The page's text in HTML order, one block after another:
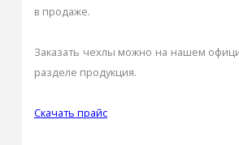
в продаже.
Заказать чехлы можно на нашем
разделе продукция.
Скачать прайс